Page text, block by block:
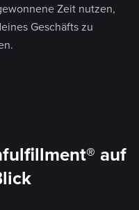
Zeit nutzen,
Geschäfts zu
® auf